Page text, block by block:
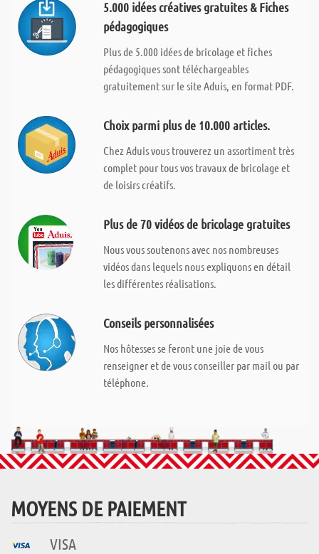
5.000 idées créatives gratuites & Fiches
pédagogiques
Plus de 5.000 idées de bricolage et fiches
pédagogiques sont téléchargeables
gratuitement sur le site Aduis, en format PDF.
Choix parmi plus de 10.000 articles.
Chez Aduis vous trouverez un assortiment très
complet pour tous vos travaux de bricolage et
de loisirs créatifs.
Plus de 70 vidéos de bricolage gratuites
Nous vous soutenons avec nos nombreuses
vidéos dans lequels nous expliquons en détail
les différentes réalisations.
Conseils personnalisées
Nos hôtesses se feront une joie de vous
renseigner et de vous conseiller par mail ou par
téléphone.
MOYENS DE PAIEMENT
VISA